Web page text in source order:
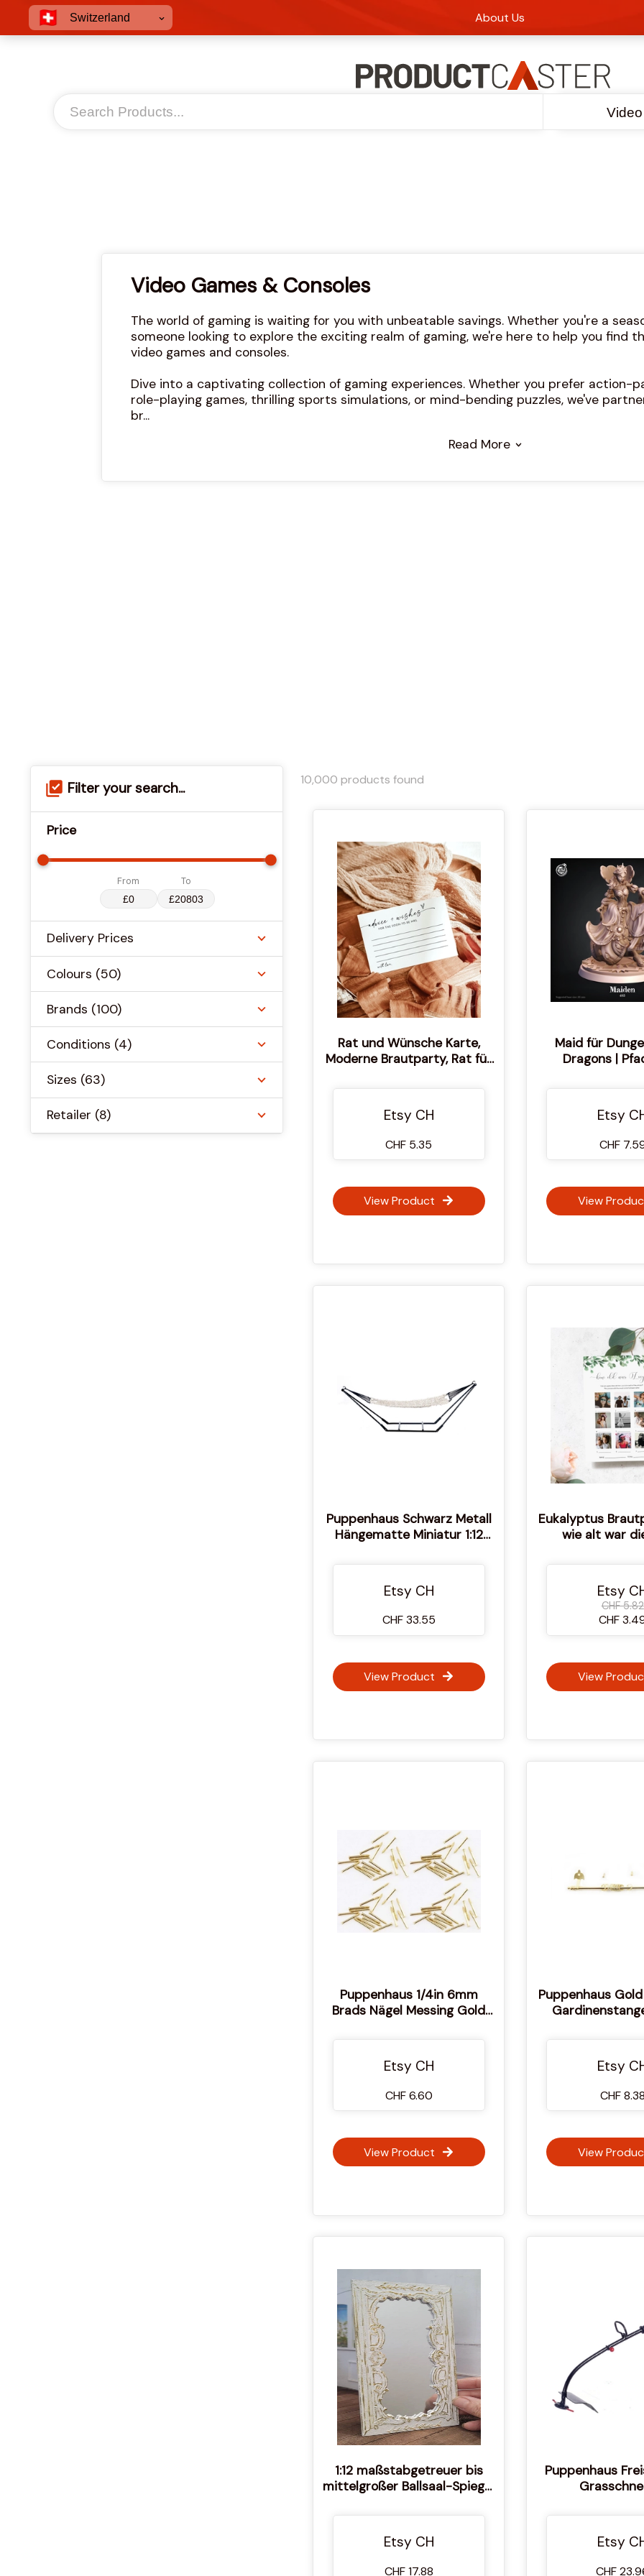
About Us
Switzerland
Video Games & Consoles
The world of gaming is waiting for you with unbeatable savings. Whether you're a
someone looking to explore the exciting realm of gaming, we're here to help you find
video games and consoles.
Dive into a captivating collection of gaming experiences. Whether you prefer action-
role-playing games, thrilling sports simulations, or mind-bending puzzles, we've
br...
Read More
Filter your search...
Price
From To
Delivery Prices
Colours (50)
Brands (100)
Conditions (4)
Sizes (63)
Retailer (8)
10,000 products found
Rat und Wünsche Karte,
Moderne Brautparty, Rat für
Minimalistische Brautparty
Ratschlag, zeitgenössischen
Dusche, M9
Etsy CH
CHF 5.35
View Product
Maid für
Dragons |
Etsy
CHF
View
Puppenhaus Schwarz Metall
Hängematte Miniatur 1:12
Etsy CH
CHF 33.55
View Product
Eukalyptus
wie alt war
Etsy
CHF 5.82
CHF
View
Puppenhaus 1/4in 6mm
Brads Nägel Messing Gold
Accessoire
Etsy CH
CHF 6.60
View Product
Puppenhaus
Etsy
CHF
View
1:12 maßstabgetreuer bis
mittelgroßer Ballsaal-Spiegel
Maßstab 1:12
Etsy CH
CHF 17.88
Puppenhaus
Etsy
CHF